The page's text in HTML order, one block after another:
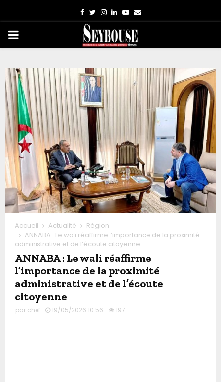
Facebook
TwitterInstagram
LinkedinYoutube
Email
PRIMARY
Accueil Actualité
Région
ANNABA : Le wali réaffirme l’importance de la proximité
administrative et de l’écoute citoyenne
ANNABA : Le wali réaffirme
l’importance de la proximité
administrative et de l’écoute
citoyenne
par chef 19/05/2026 10:56 197